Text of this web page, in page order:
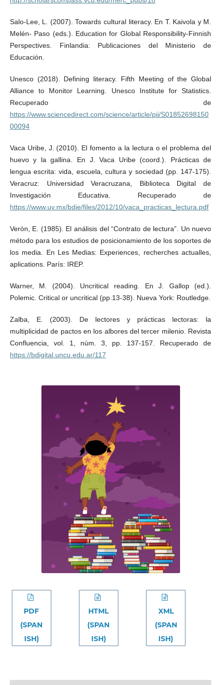
Salo-Lee, L. (2007). Towards cultural literacy. En T. Kaivola y M.
Melén- Paso (eds.). Education for Global Responsibility-Finnish
Perspectives. Finlandia: Publicaciones del Ministerio de
Educación.
Unesco (2018). Defining literacy. Fifth Meeting of the Global
Alliance to Monitor Learning. Unesco Institute for Statistics.
Recuperado de
https://www.sciencedirect.com/science/article/pii/S01852698150
00094
Vaca Uribe, J. (2010). El fomento a la lectura o el problema del
huevo y la gallina. En J. Vaca Uribe (coord.). Prácticas de
lengua escrita: vida, escuela, cultura y sociedad (pp. 147-175).
Veracruz: Universidad Veracruzana, Biblioteca Digital de
Investigación Educativa. Recuperado de
https://www.uv.mx/bdie/files/2012/10/vaca_practicas_lectura.pdf
Verón, E. (1985). El análisis del “Contrato de lectura”. Un nuevo
método para los estudios de posicionamiento de los soportes de
los media. En Les Medias: Experiences, recherches actualles,
aplications. París: IREP.
Warner, M. (2004). Uncritical reading. En J. Gallop (ed.).
Polemic. Critical or uncritical (pp.13-38). Nueva York: Routledge.
Zalba, E. (2003). De lectores y prácticas lectoras: la
multiplicidad de pactos en los albores del tercer milenio. Revista
Confluencia, vol. 1, núm. 3, pp. 137-157. Recuperado de
https://bdigital.uncu.edu.ar/117
PDF
(SPAN
ISH)
HTML
(SPAN
ISH)
XML
(SPAN
ISH)